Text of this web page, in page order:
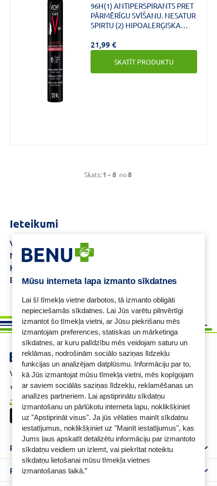
Mūsu interneta lapa izmanto sīkdatnes
Lai šī tīmekļa vietne darbotos, tā izmanto obligāti
nepieciešamās sīkdatnes. Lai Jūs varētu pilnvērtīgi
izmantot šo tīmekļa vietni, ar Jūsu piekrišanu mēs
izmantojam preferences, statiskas un mārketinga
sīkdatnes, ar kuru palīdzību mēs veidojam saturu un
reklāmas, nodrošinām sociālo saziņas līdzekļu
funkcijas un analizējam datplūsmu. Informāciju par to,
kā Jūs izmantojat mūsu tīmekļa vietni, mēs kopīgojam
ar saviem sociālās saziņas līdzekļu, reklamēšanas un
analīzes partneriem. Lai apstiprinātu sīkdatņu
izmantošanu un pārlūkotu interneta lapu, noklikšķiniet
uz "Apstiprināt visus". Ja jūs vēlaties mainīt sīkdatņu
iestatījumus, noklikšķiniet uz "Mainīt iestatījumus", kas
Jums ļaus apskatīt detalizētu informāciju par izmantoto
sīkdatņu veidiem un izlemt, vai piekrītat noteiktu
sīkdatņu lietošanai mūsu tīmekļa vietnes
izmantošanas laikā.”
96H(1) ANTIPERSPIRANTS PRET
PĀRMĒRĪGU SVĪŠANU. NESATUR
SPIRTU (2) HIPOALERĢISKA
21,99 €
SKATĪT PRODUKTU
Skats:1 - 8 no8
Ieteikumi
Vichy Neovadiol Vichy šampūns
Normaderm
Vichy sejas krēms
Ķermeņa krēms ar urea
Babe
Placenta matiem Sonic zobu birste
Vajadzīga palīdzība ?
+37125621621
I-V 9.00–17.00
eaptieka@benu.lv
BENU karte
Par mums
Par BENU
Benu Blogs
Palīdzība un informācija